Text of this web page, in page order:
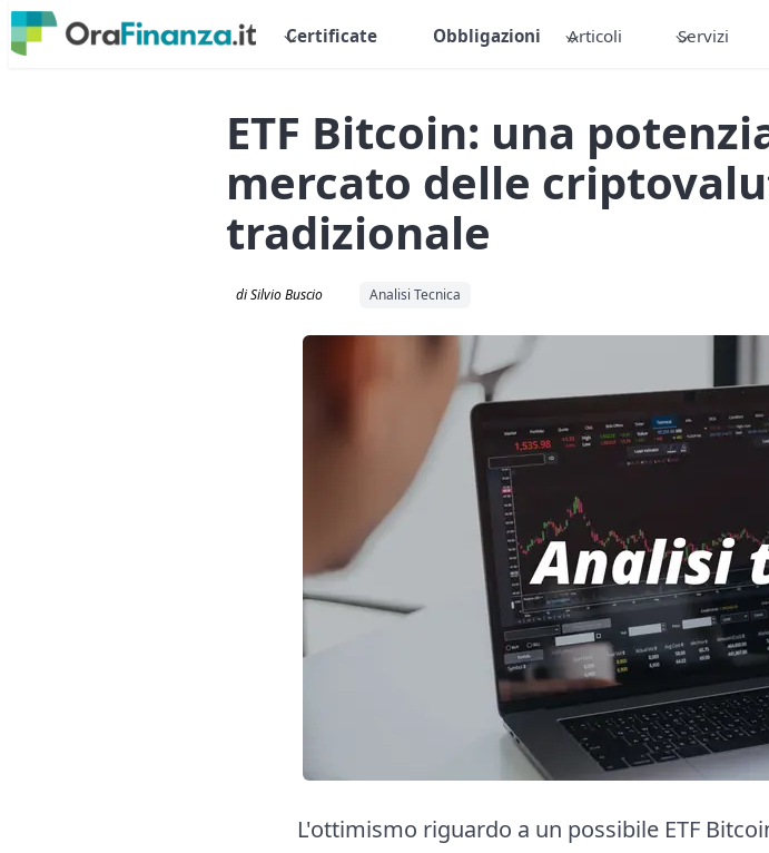
Certificate Obbligazioni Articoli Servizi
ETF Bitcoin: una
mercato delle
tradizionale
di Silvio Buscio Analisi Tecnica
L'ottimismo riguardo a un possibile ETF